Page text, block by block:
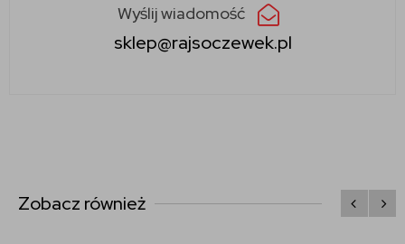
Wyślij wiadomość
sklep@rajsoczewek.pl
Zobacz również